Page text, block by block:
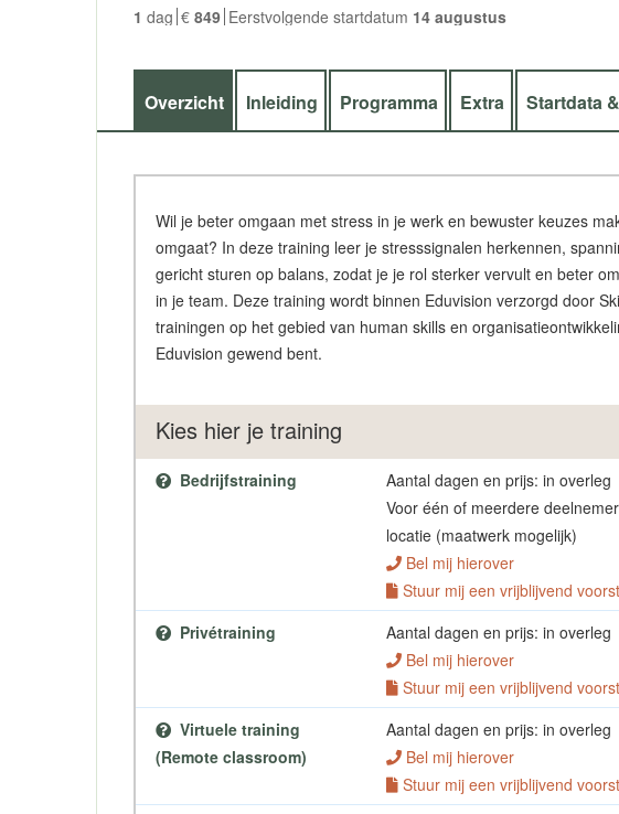
1 dag € 849 Eerstvolgende startdatum 14 augustus
Overzicht Inleiding Programma Extra Startdata
Wil je beter omgaan met stress in je werk en bewuster keuzes
omgaat? In deze training leer je stresssignalen herkennen,
gericht sturen op balans, zodat je je rol sterker vervult en beter
in je team. Deze training wordt binnen Eduvision verzorgd door
trainingen op het gebied van human skills en
Eduvision gewend bent.
Kies hier je training
Bedrijfstraining
Aantal dagen en prijs: in overleg
Voor één of meerdere
locatie (maatwerk mogelijk)
Bel mij hierover
Stuur mij een vrijblijvend
Privétraining
Aantal dagen en prijs: in overleg
Bel mij hierover
Stuur mij een vrijblijvend
Virtuele training
(Remote classroom)
Aantal dagen en prijs: in overleg
Bel mij hierover
Stuur mij een vrijblijvend